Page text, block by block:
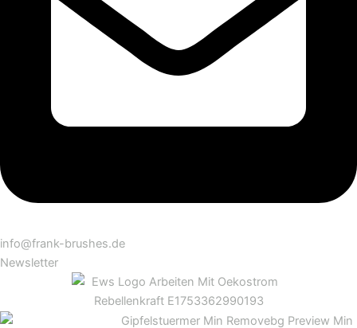
info@frank-brushes.de
Newsletter